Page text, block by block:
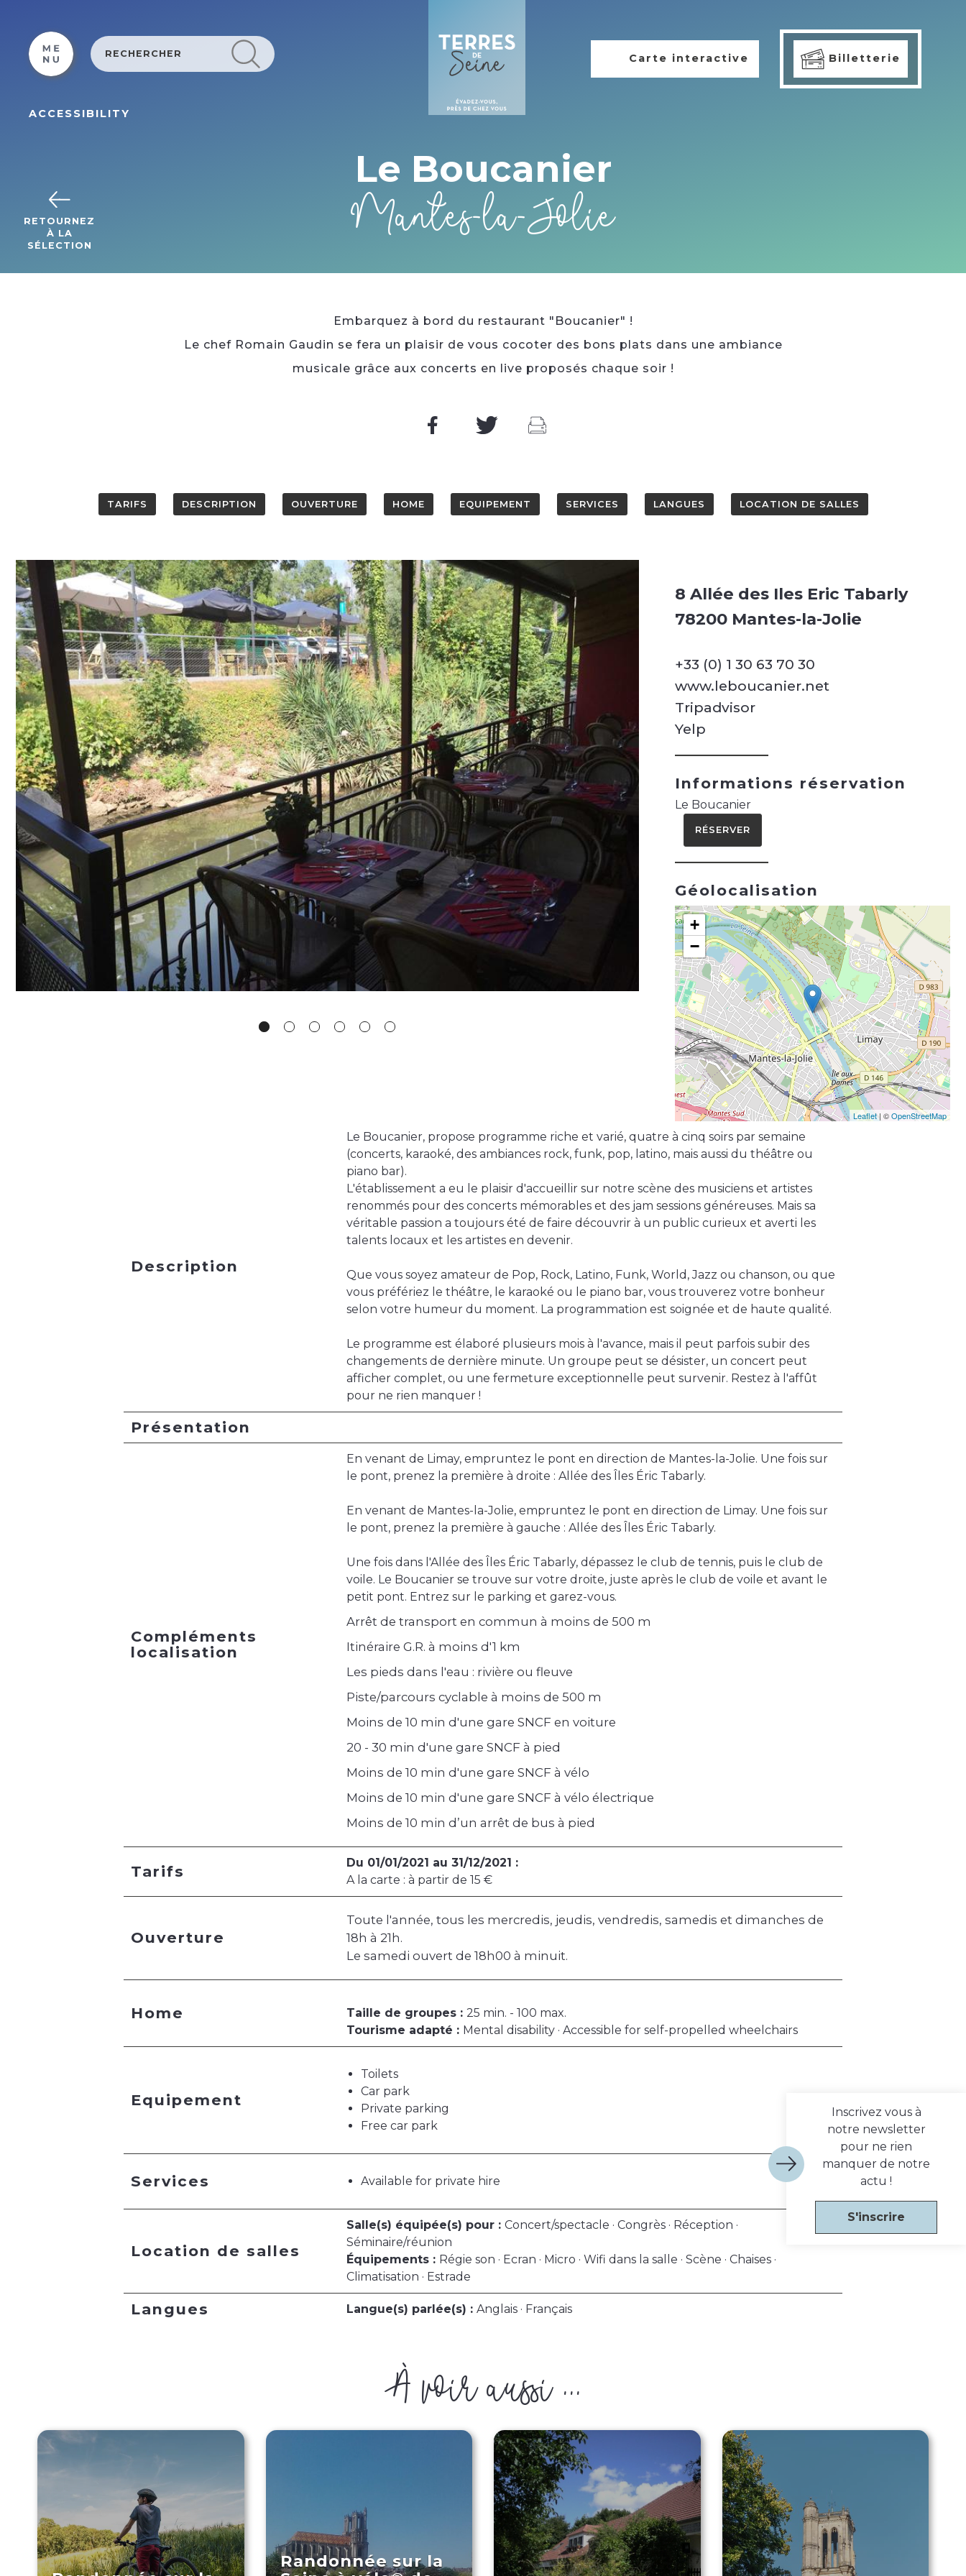
ACCESSIBILITY
Carte interactive Billetterie
RETOURNEZ
À LA
SÉLECTION
Le Boucanier
Mantes-la-Jolie
Embarquez à bord du restaurant "Boucanier" !
Le chef Romain Gaudin se fera un plaisir de vous cocoter des bons plats dans une ambiance
musicale grâce aux concerts en live proposés chaque soir !
TARIFS DESCRIPTION OUVERTURE HOME EQUIPEMENT SERVICES LANGUES LOCATION DE SALLES
8 Allée des Iles Eric Tabarly
78200 Mantes-la-Jolie
+33 (0) 1 30 63 70 30
www.leboucanier.net
Tripadvisor
Yelp
Informations réservation
Le Boucanier
RÉSERVER
Géolocalisation
+
−
Leaflet| ©OpenStreetMap
Description
Le Boucanier, propose programme riche et varié, quatre à cinq soirs par semaine
(concerts, karaoké, des ambiances rock, funk, pop, latino, mais aussi du théâtre ou
piano bar).
L'établissement a eu le plaisir d'accueillir sur notre scène des musiciens et artistes
renommés pour des concerts mémorables et des jam sessions généreuses. Mais sa
véritable passion a toujours été de faire découvrir à un public curieux et averti les
talents locaux et les artistes en devenir.
Que vous soyez amateur de Pop, Rock, Latino, Funk, World, Jazz ou chanson, ou que
vous préfériez le théâtre, le karaoké ou le piano bar, vous trouverez votre bonheur
selon votre humeur du moment. La programmation est soignée et de haute qualité.
Le programme est élaboré plusieurs mois à l'avance, mais il peut parfois subir des
changements de dernière minute. Un groupe peut se désister, un concert peut
afficher complet, ou une fermeture exceptionnelle peut survenir. Restez à l'affût
pour ne rien manquer !
Présentation
Compléments
localisation
En venant de Limay, empruntez le pont en direction de Mantes-la-Jolie. Une fois sur
le pont, prenez la première à droite : Allée des Îles Éric Tabarly.
En venant de Mantes-la-Jolie, empruntez le pont en direction de Limay. Une fois sur
le pont, prenez la première à gauche : Allée des Îles Éric Tabarly.
Une fois dans l'Allée des Îles Éric Tabarly, dépassez le club de tennis, puis le club de
voile. Le Boucanier se trouve sur votre droite, juste après le club de voile et avant le
petit pont. Entrez sur le parking et garez-vous.
Arrêt de transport en commun à moins de 500 m
Itinéraire G.R. à moins d'1 km
Les pieds dans l'eau : rivière ou fleuve
Piste/parcours cyclable à moins de 500 m
Moins de 10 min d'une gare SNCF en voiture
20 - 30 min d'une gare SNCF à pied
Moins de 10 min d'une gare SNCF à vélo
Moins de 10 min d'une gare SNCF à vélo électrique
Moins de 10 min d’un arrêt de bus à pied
Tarifs
Du 01/01/2021 au 31/12/2021 :
A la carte : à partir de 15 €
Ouverture
Toute l'année, tous les mercredis, jeudis, vendredis, samedis et dimanches de
18h à 21h.
Le samedi ouvert de 18h00 à minuit.
Home Taille de groupes : 25 min. - 100 max.
Tourisme adapté : Mental disability · Accessible for self-propelled wheelchairs
Equipement
Toilets
Car park
Private parking
Free car park
Services Available for private hire
Location de salles
Salle(s) équipée(s) pour : Concert/spectacle · Congrès · Réception ·
Séminaire/réunion
Équipements : Régie son · Ecran · Micro · Wifi dans la salle · Scène · Chaises ·
Climatisation · Estrade
Langues Langue(s) parlée(s) : Anglais · Français
À voir aussi ...
Randonnée sur la
Inscrivez vous à
notre newsletter
pour ne rien
manquer de notre
actu !
S'inscrire